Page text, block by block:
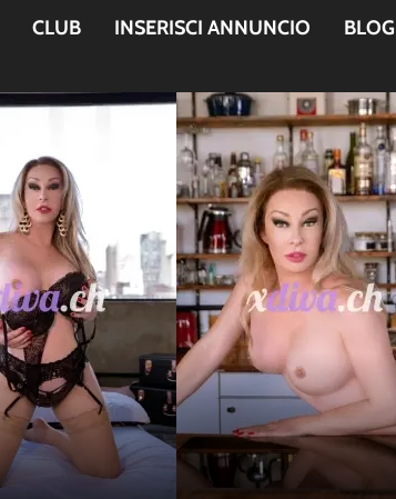
CLUB INSERISCI ANNUNCIO
BLOG